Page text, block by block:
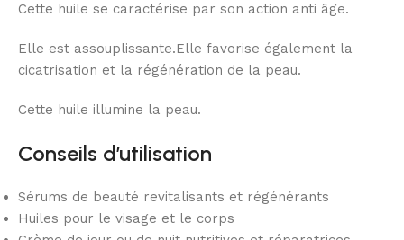
Cette huile se caractérise par son action anti âge.
Elle est assouplissante.Elle favorise également la
cicatrisation et la régénération de la peau.
Cette huile illumine la peau.
Conseils d’utilisation
Sérums de beauté revitalisants et régénérants
Huiles pour le visage et le corps